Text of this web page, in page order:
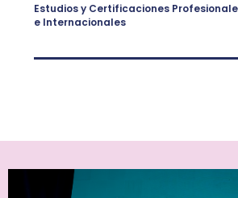
Estudios y Certificaciones
e Internacionales